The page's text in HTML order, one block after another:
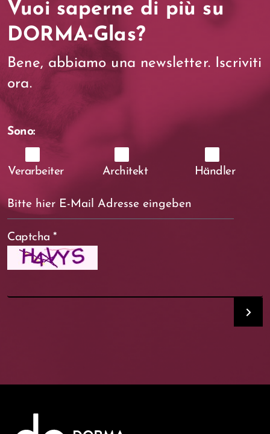
Vuoi saperne di più su
DORMA-Glas?
Bene, abbiamo una newsletter. Iscriviti
ora.
Sono:
Verarbeiter Architekt Händler
Captcha *